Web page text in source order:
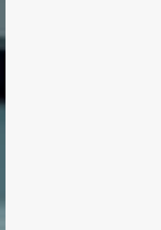
Si l’on ajoute à ce
maîtrise de
obtient le cahier des